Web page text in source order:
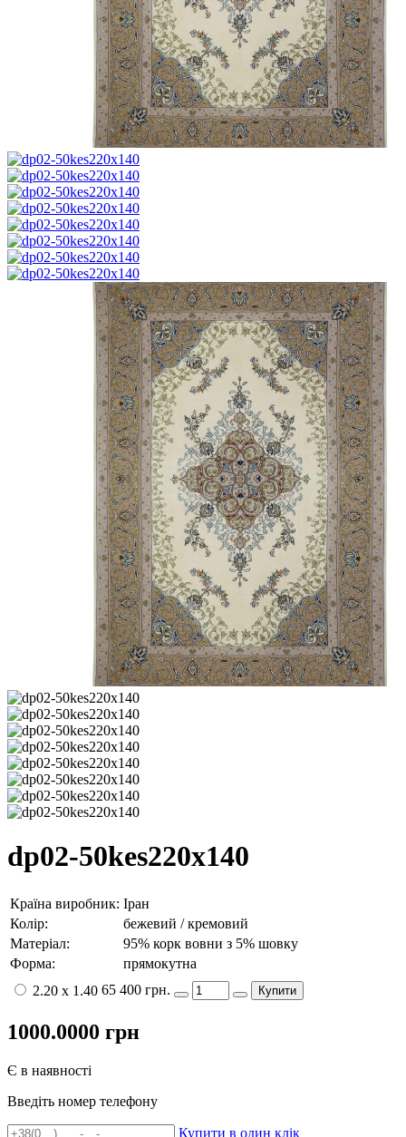
dp02-50kes220x140
Країна виробник: Іран
Колір:
бежевий / кремовий
Матеріал:
95% корк вовни з 5% шовку
Форма:
прямокутна
2.20 x 1.40 65 400 грн. Купити
1000.0000 грн
Є в наявності
Введіть номер телефону
Купити в один клік